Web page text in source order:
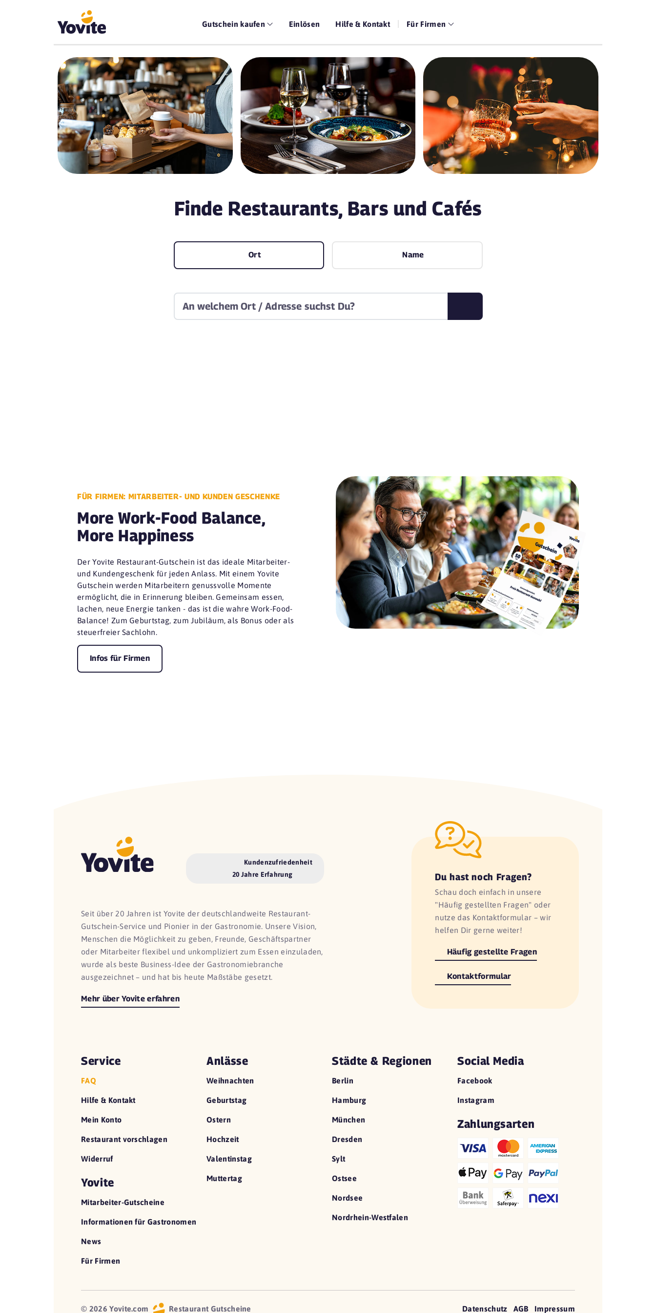
Gutschein kaufen Einlösen Hilfe & Kontakt Für Firmen
Finde Restaurants, Bars und Cafés
Ort Name
FÜR FIRMEN: MITARBEITER- UND KUNDEN GESCHENKE
More Work-Food Balance,
More Happiness
Der Yovite Restaurant-Gutschein ist das ideale Mitarbeiter-
und Kundengeschenk für jeden Anlass. Mit einem Yovite
Gutschein werden Mitarbeitern genussvolle Momente
ermöglicht, die in Erinnerung bleiben. Gemeinsam essen,
lachen, neue Energie tanken - das ist die wahre Work-Food-
Balance! Zum Geburtstag, zum Jubiläum, als Bonus oder als
steuerfreier Sachlohn.
Infos für Firmen
Kundenzufriedenheit
20 Jahre Erfahrung
Seit über 20 Jahren ist Yovite der deutschlandweite Restaurant-
Gutschein-Service und Pionier in der Gastronomie. Unsere Vision,
Menschen die Möglichkeit zu geben, Freunde, Geschäftspartner
oder Mitarbeiter flexibel und unkompliziert zum Essen einzuladen,
wurde als beste Business-Idee der Gastronomiebranche
ausgezeichnet – und hat bis heute Maßstäbe gesetzt.
Mehr über Yovite erfahren
Du hast noch Fragen?
Schau doch einfach in unsere
"Häufig gestellten Fragen" oder
nutze das Kontaktformular – wir
helfen Dir gerne weiter!
Häufig gestellte Fragen
Kontaktformular
Service
FAQ
Hilfe & Kontakt
Mein Konto
Restaurant vorschlagen
Widerruf
Yovite
Mitarbeiter-Gutscheine
Informationen für Gastronomen
News
Für Firmen
Anlässe
Weihnachten
Geburtstag
Ostern
Hochzeit
Valentinstag
Muttertag
Städte & Regionen
Berlin
Hamburg
München
Dresden
Sylt
Ostsee
Nordsee
Nordrhein-Westfalen
Social Media
Facebook
Instagram
Zahlungsarten
© 2026 Yovite.com Restaurant Gutscheine Datenschutz AGB Impressum